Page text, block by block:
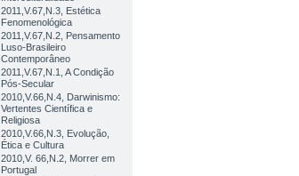
2011,V.67,N.3, Estética
Fenomenológica
2011,V.67,N.2, Pensamento
Luso-Brasileiro
Contemporâneo
2011,V.67,N.1, A Condição
Pós-Secular
2010,V.66,N.4, Darwinismo:
Vertentes Científica e
Religiosa
2010,V.66,N.3, Evolução,
Ética e Cultura
2010,V. 66,N.2, Morrer em
Portugal